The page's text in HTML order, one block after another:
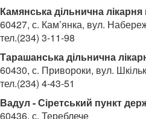
Камянська дільнична
60427, с. Кам’янка, вул.
тел.(234) 3-11-98
Тарашанська дільнична
60430, с. Привороки, вул.
тел.(234) 4-43-51
Вадул - Сіретський пункт
60436, с. Тереблече